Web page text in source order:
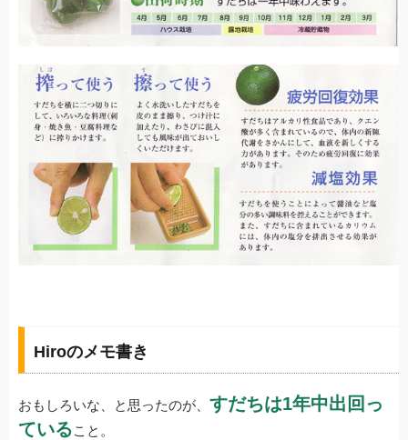
Hiroのメモ書き
おもしろいな、と思ったのが、 すだちは1年中出回っ
ていること。